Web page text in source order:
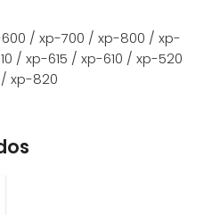
/ xp-700 / xp-800 / xp-
/ xp-615 / xp-610 / xp-520
xp-820